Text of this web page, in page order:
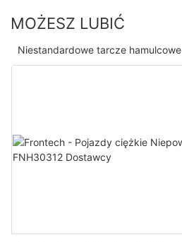
MOŻESZ LUBIĆ
Niestandardowe tarcze hamulcowe